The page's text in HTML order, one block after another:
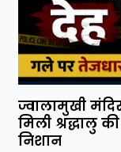
ज्वालामुखी
मिली श्रद्धालु
निशान